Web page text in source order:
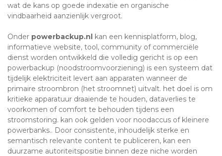
wat de kans op goede indexatie en organische
vindbaarheid aanzienlijk vergroot.
Onder powerbackup.nl kan een kennisplatform, blog,
informatieve website, tool, community of commerciële
dienst worden ontwikkeld die volledig gericht is op een
powerbackup (noodstroomvoorziening) is een systeem dat
tijdelijk elektriciteit levert aan apparaten wanneer de
primaire stroombron (het stroomnet) uitvalt. het doel is om
kritieke apparatuur draaiende te houden, dataverlies te
voorkomen of comfort te behouden tijdens een
stroomstoring. kan ook gelden voor noodaccus of kleinere
powerbanks.. Door consistente, inhoudelijk sterke en
semantisch relevante content te publiceren, kan een
duurzame autoriteitspositie binnen deze niche worden